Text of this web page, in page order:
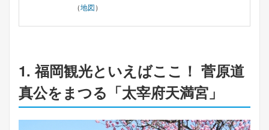
（地図）
1. 福岡観光といえばここ！ 菅原道
真公をまつる「太宰府天満宮」